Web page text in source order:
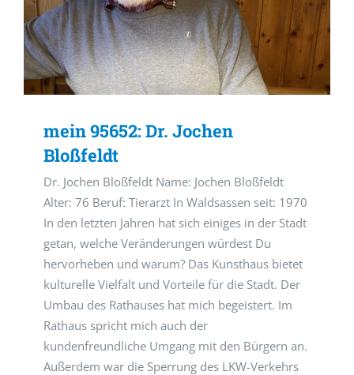
mein 95652: Dr. Jochen
Bloßfeldt
Dr. Jochen Bloßfeldt Name: Jochen Bloßfeldt
Alter: 76 Beruf: Tierarzt In Waldsassen seit: 1970
In den letzten Jahren hat sich einiges in der Stadt
getan, welche Veränderungen würdest Du
hervorheben und warum? Das Kunsthaus bietet
kulturelle Vielfalt und Vorteile für die Stadt. Der
Umbau des Rathauses hat mich begeistert. Im
Rathaus spricht mich auch der
kundenfreundliche Umgang mit den Bürgern an.
Außerdem war die Sperrung des LKW-Verkehrs